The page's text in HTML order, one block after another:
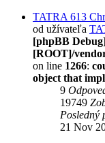
TATRA 613
od užívateľa
[phpBB
[ROOT]/
on line 1266:
object that
9
19749
Posledný
21 Nov